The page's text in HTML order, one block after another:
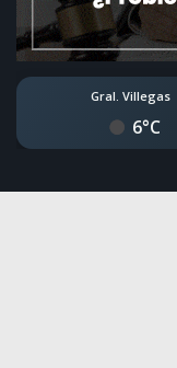
Gral. Villegas
6°C